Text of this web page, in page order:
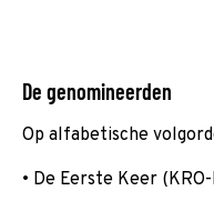
De genomineerden
Op alfabetische
• De Eerste Keer (KRO-